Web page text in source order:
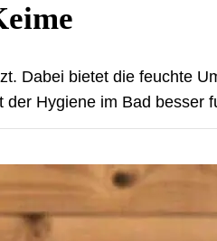
Dabei bietet die feuchte
Hygiene im Bad besser